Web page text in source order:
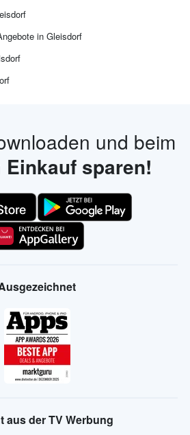
in Gleisdorf
und beim
Einkauf sparen!
aus der TV Werbung